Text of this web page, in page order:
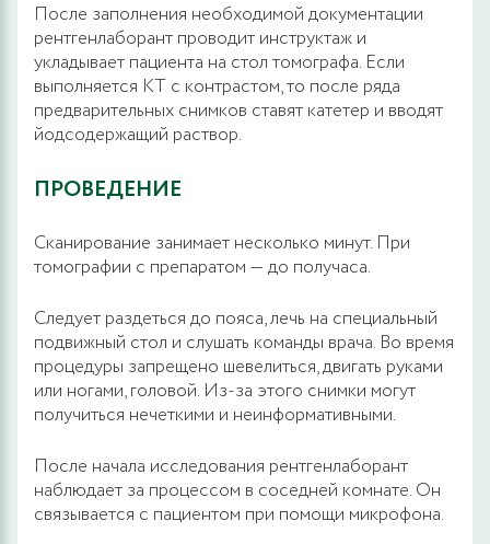
После заполнения необходимой документации
рентгенлаборант проводит инструктаж и
укладывает пациента на стол томографа. Если
выполняется КТ с контрастом, то после ряда
предварительных снимков ставят катетер и вводят
йодсодержащий раствор.
ПРОВЕДЕНИЕ
Сканирование занимает несколько минут. При
томографии с препаратом — до получаса.
Следует раздеться до пояса, лечь на специальный
подвижный стол и слушать команды врача. Во время
процедуры запрещено шевелиться, двигать руками
или ногами, головой. Из-за этого снимки могут
получиться нечеткими и неинформативными.
После начала исследования рентгенлаборант
наблюдает за процессом в соседней комнате. Он
связывается с пациентом при помощи микрофона.